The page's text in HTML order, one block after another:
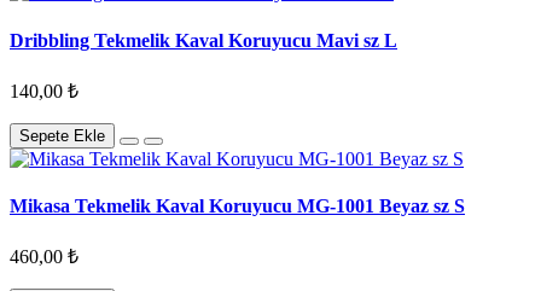
Dribbling Tekmelik Kaval Koruyucu Mavi sz L
140,00 ₺
Sepete Ekle
Mikasa Tekmelik Kaval Koruyucu MG-1001 Beyaz sz S
460,00 ₺